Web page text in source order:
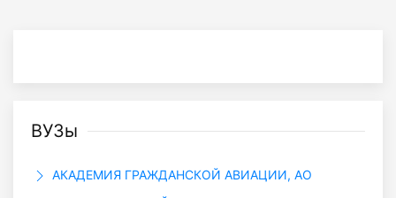
ВУЗы
АКАДЕМИЯ ГРАЖДАНСКОЙ АВИАЦИИ, АО